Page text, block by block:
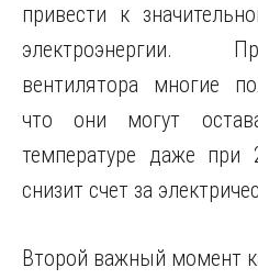
привести к
электроэнергии.
вентилятора многие
что они могут
температуре даже при
снизит счет за
Второй важный момент